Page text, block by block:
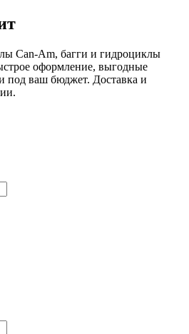
Can-Am, багги и гидроциклы
оформление, выгодные
под ваш бюджет. Доставка и